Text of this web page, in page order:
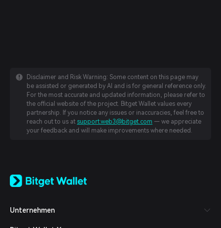
Disclaimer and Risk Warning: Some content on this page may
be assisted or generated by AI and is for general reference only.
For the most accurate and updated information, please refer to
the official website of the project. Bitget Wallet values every
partnership. If you notice any issues or inaccuracies, feel free to
reach out to us at support.web3@bitget.com — we appreciate
your feedback and will make improvements where needed.
日本語
Español (Latinoamérica)
Unternehmen